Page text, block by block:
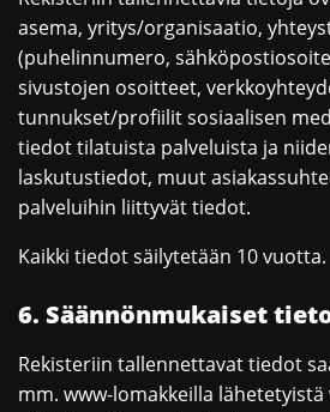
asema, yritys/organisaatio,
(puhelinnumero,
sivustojen osoitteet,
tunnukset/profiilit sosiaalisen
tiedot tilatuista palveluista ja
laskutustiedot, muut
palveluihin liittyvät tiedot.
Kaikki tiedot säilytetään 10 vuotta.
6. Säännönmukaiset
Rekisteriin tallennettavat tiedot
mm. www-lomakkeilla lähetetyistä